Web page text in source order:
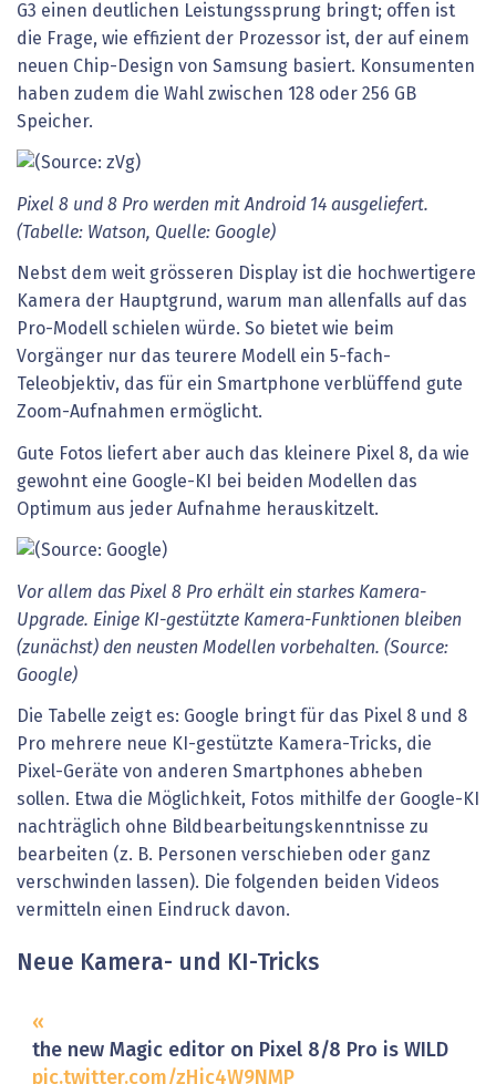
G3 einen deutlichen Leistungssprung bringt; offen ist
die Frage, wie effizient der Prozessor ist, der auf einem
neuen Chip-Design von Samsung basiert. Konsumenten
haben zudem die Wahl zwischen 128 oder 256 GB
Speicher.
Pixel 8 und 8 Pro werden mit Android 14 ausgeliefert.
(Tabelle: Watson, Quelle: Google)
Nebst dem weit grösseren Display ist die hochwertigere
Kamera der Hauptgrund, warum man allenfalls auf das
Pro-Modell schielen würde. So bietet wie beim
Vorgänger nur das teurere Modell ein 5-fach-
Teleobjektiv, das für ein Smartphone verblüffend gute
Zoom-Aufnahmen ermöglicht.
Gute Fotos liefert aber auch das kleinere Pixel 8, da wie
gewohnt eine Google-KI bei beiden Modellen das
Optimum aus jeder Aufnahme herauskitzelt.
Vor allem das Pixel 8 Pro erhält ein starkes Kamera-
Upgrade. Einige KI-gestützte Kamera-Funktionen bleiben
(zunächst) den neusten Modellen vorbehalten. (Source:
Google)
Die Tabelle zeigt es: Google bringt für das Pixel 8 und 8
Pro mehrere neue KI-gestützte Kamera-Tricks, die
Pixel-Geräte von anderen Smartphones abheben
sollen. Etwa die Möglichkeit, Fotos mithilfe der Google-KI
nachträglich ohne Bildbearbeitungskenntnisse zu
bearbeiten (z. B. Personen verschieben oder ganz
verschwinden lassen). Die folgenden beiden Videos
vermitteln einen Eindruck davon.
Neue Kamera- und KI-Tricks
the new Magic editor on Pixel 8/8 Pro is WILD
pic.twitter.com/zHjc4W9NMP